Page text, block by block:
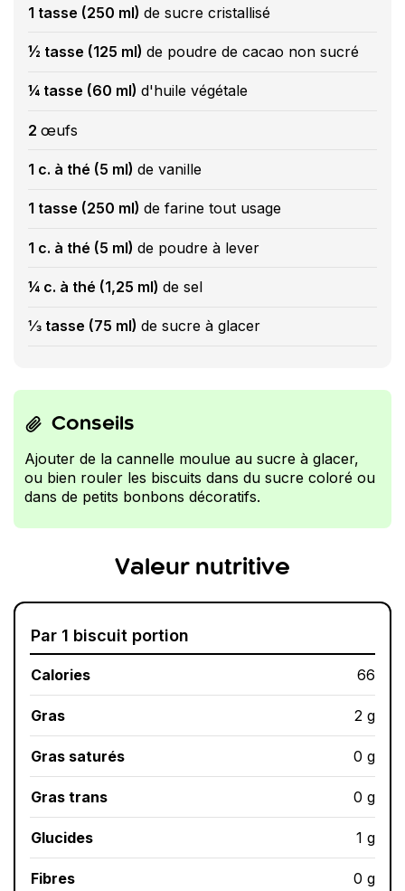
1 tasse (250 ml) de sucre cristallisé
½ tasse (125 ml) de poudre de cacao non sucré
¼ tasse (60 ml) d'huile végétale
2 œufs
1 c. à thé (5 ml) de vanille
1 tasse (250 ml) de farine tout usage
1 c. à thé (5 ml) de poudre à lever
¼ c. à thé (1,25 ml) de sel
⅓ tasse (75 ml) de sucre à glacer
Conseils
Ajouter de la cannelle moulue au sucre à glacer,
ou bien rouler les biscuits dans du sucre coloré ou
dans de petits bonbons décoratifs.
Valeur nutritive
Par 1 biscuit portion
Calories 66
Gras 2 g
Gras saturés 0 g
Gras trans 0 g
Glucides 1 g
Fibres 0 g